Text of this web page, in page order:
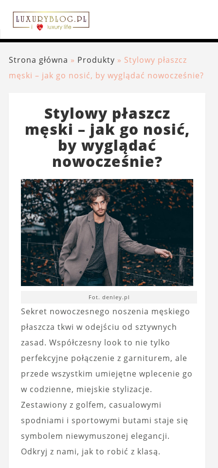
Strona główna » Produkty » Stylowy płaszcz
męski – jak go nosić, by wyglądać nowocześnie?
Stylowy płaszcz
męski – jak go nosić,
by wyglądać
nowocześnie?
Fot. denley.pl
Sekret nowoczesnego noszenia męskiego
płaszcza tkwi w odejściu od sztywnych
zasad. Współczesny look to nie tylko
perfekcyjne połączenie z garniturem, ale
przede wszystkim umiejętne wplecenie go
w codzienne, miejskie stylizacje.
Zestawiony z golfem, casualowymi
spodniami i sportowymi butami staje się
symbolem niewymuszonej elegancji.
Odkryj z nami, jak to robić z klasą.